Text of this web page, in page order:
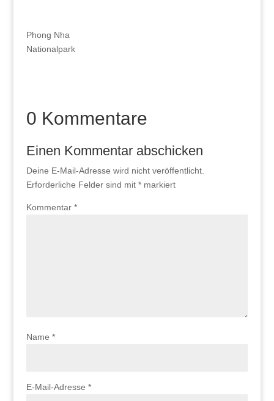
Phong Nha
Nationalpark
0 Kommentare
Einen Kommentar abschicken
Deine E-Mail-Adresse wird nicht veröffentlicht.
Erforderliche Felder sind mit *markiert
Kommentar *
Name *
E-Mail-Adresse *